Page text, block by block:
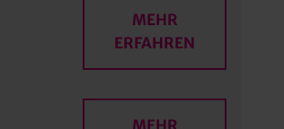
MEHR
ERFAHREN